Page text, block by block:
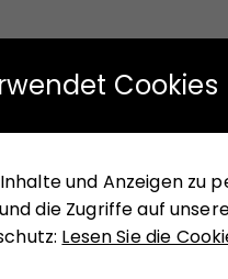
Cookies
und Anzeigen zu
die Zugriffe auf
Lesen Sie die